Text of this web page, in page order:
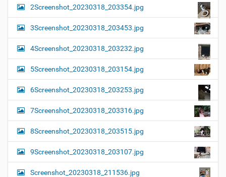
2Screenshot_20230318_203354.jpg
3Screenshot_20230318_203453.jpg
4Screenshot_20230318_203232.jpg
5Screenshot_20230318_203154.jpg
6Screenshot_20230318_203253.jpg
7Screenshot_20230318_203316.jpg
8Screenshot_20230318_203515.jpg
9Screenshot_20230318_203107.jpg
Screenshot_20230318_211536.jpg